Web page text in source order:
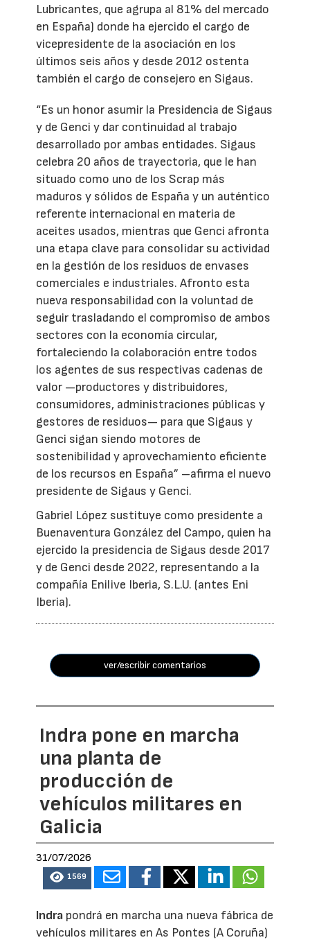
Lubricantes, que agrupa al 81% del mercado
en España) donde ha ejercido el cargo de
vicepresidente de la asociación en los
últimos seis años y desde 2012 ostenta
también el cargo de consejero en Sigaus.
“Es un honor asumir la Presidencia de Sigaus
y de Genci y dar continuidad al trabajo
desarrollado por ambas entidades. Sigaus
celebra 20 años de trayectoria, que le han
situado como uno de los Scrap más
maduros y sólidos de España y un auténtico
referente internacional en materia de
aceites usados, mientras que Genci afronta
una etapa clave para consolidar su actividad
en la gestión de los residuos de envases
comerciales e industriales. Afronto esta
nueva responsabilidad con la voluntad de
seguir trasladando el compromiso de ambos
sectores con la economía circular,
fortaleciendo la colaboración entre todos
los agentes de sus respectivas cadenas de
valor —productores y distribuidores,
consumidores, administraciones públicas y
gestores de residuos— para que Sigaus y
Genci sigan siendo motores de
sostenibilidad y aprovechamiento eficiente
de los recursos en España” –afirma el nuevo
presidente de Sigaus y Genci.
Gabriel López sustituye como presidente a
Buenaventura González del Campo, quien ha
ejercido la presidencia de Sigaus desde 2017
y de Genci desde 2022, representando a la
compañía Enilive Iberia, S.L.U. (antes Eni
Iberia).
ver/escribir comentarios
Indra pone en marcha
una planta de
producción de
vehículos militares en
Galicia
31/07/2026
1569
Indra pondrá en marcha una nueva fábrica de
vehículos militares en As Pontes (A Coruña)